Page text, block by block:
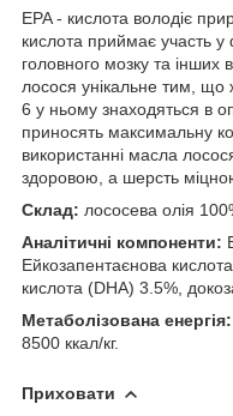
EPA - кислота володіє
кислота приймає участь у
головного мозку та інших
лосося унікальне тим,
6 у ньому знаходяться в
приносять максимальну
використанні масла
здоровою, а шерсть
Склад: лососева олія
Аналітичні компоненти:
Ейкозапентаєнова
кислота (DHA) 3.5%,
Метаболізована енергія:
8500 ккал/кг.
Приховати